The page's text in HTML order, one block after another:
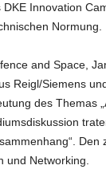
Innovation
Normung.
and Space,
Reigl/Siemens
des Themas
Den
und Networking.